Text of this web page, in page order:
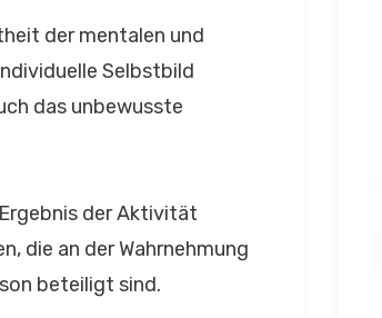
der mentalen und
Selbstbild
das unbewusste
der Aktivität
die an der Wahrnehmung
beteiligt sind.